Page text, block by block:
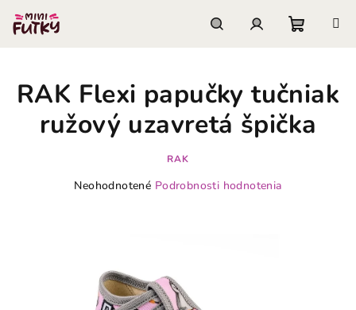
obsah
košík
RAK Flexi papučky tučniak
ružový uzavretá špička
RAK
Priemerné
hviezdičiek.
Neohodnotené Podrobnosti hodnotenia